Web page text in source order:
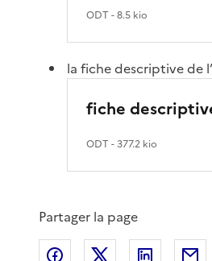
ODT - 8.5 kio
la fiche descriptive de
fiche
ODT - 377.2 kio
Partager la page
Partager sur Facebook
Partager sur X